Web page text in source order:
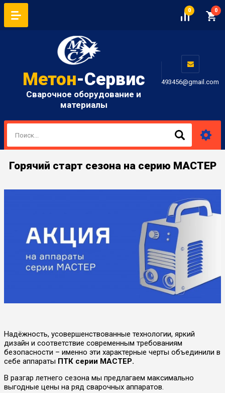
0 0
Метон-Сервис
Сварочное оборудование и
материалы
493456@gmail.com
Горячий старт сезона на серию МАСТЕР
Надёжность, усовершенствованные технологии, яркий
дизайн и соответствие современным требованиям
безопасности – именно эти характерные черты объединили в
себе аппараты ПТК серии МАСТЕР.
В разгар летнего сезона мы предлагаем максимально
выгодные цены на ряд сварочных аппаратов.